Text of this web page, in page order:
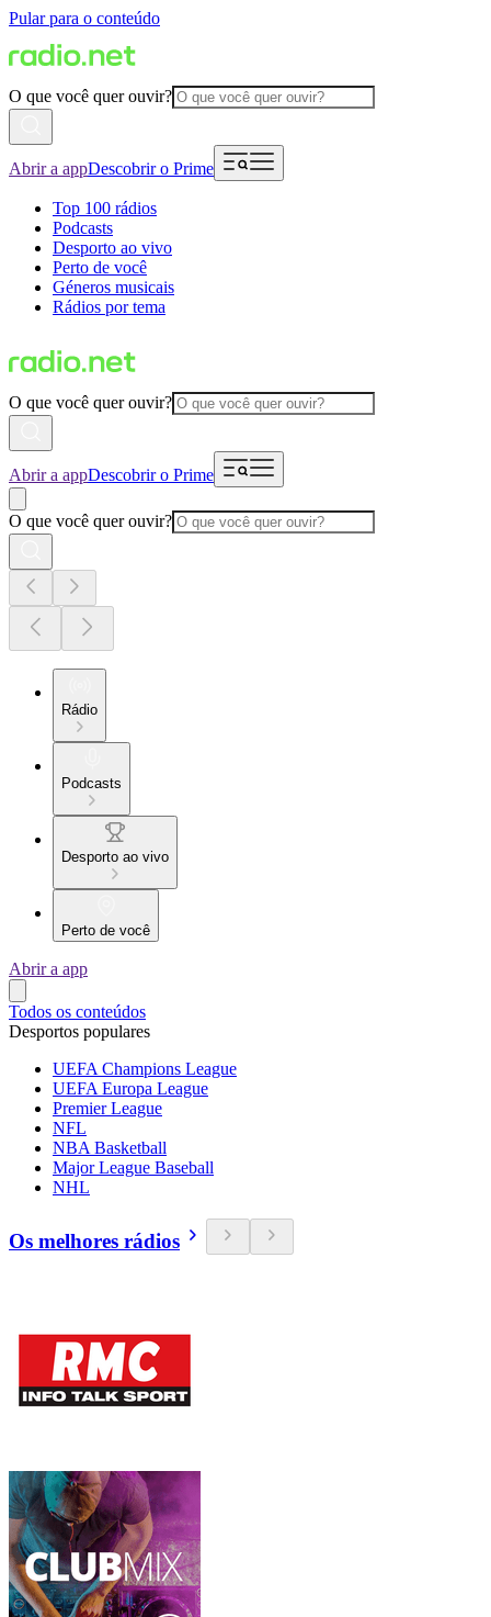
Pular para o conteúdo
O que você quer ouvir?
Abrir a appDescobrir o Prime
Top 100 rádios
Podcasts
Desporto ao vivo
Perto de você
Géneros musicais
Rádios por tema
O que você quer ouvir?
Abrir a appDescobrir o Prime
O que você quer ouvir?
Rádio
Podcasts
Desporto ao vivo
Perto de você
Abrir a app
Todos os conteúdos
Desportos populares
UEFA Champions League
UEFA Europa League
Premier League
NFL
NBA Basketball
Major League Baseball
NHL
Os melhores rádios